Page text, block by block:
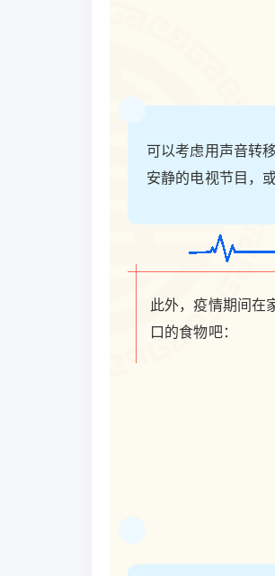
可以考虑用声音转
安静的电视节目，
此外，疫情期间在
口的食物吧：